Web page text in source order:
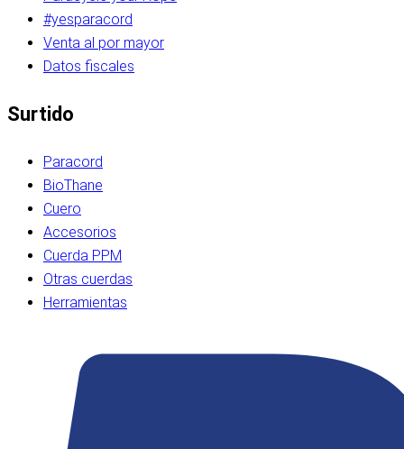
#yesparacord
Venta al por mayor
Datos fiscales
Surtido
Paracord
BioThane
Cuero
Accesorios
Cuerda PPM
Otras cuerdas
Herramientas